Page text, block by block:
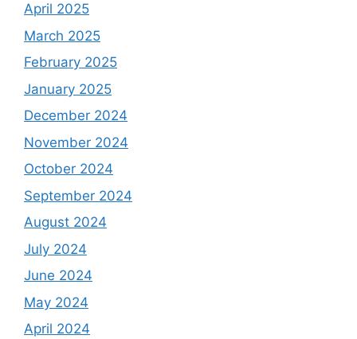
April 2025
March 2025
February 2025
January 2025
December 2024
November 2024
October 2024
September 2024
August 2024
July 2024
June 2024
May 2024
April 2024